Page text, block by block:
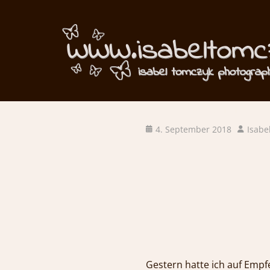
Zufriedenheit
Posted
4. September 2018 Author
Gestern hatte ich